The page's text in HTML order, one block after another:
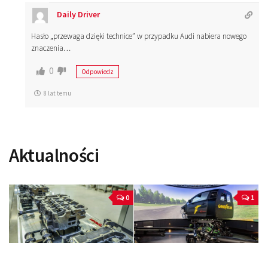
Daily Driver
Hasło „przewaga dzięki technice” w przypadku Audi nabiera nowego
znaczenia…
0 Odpowiedz
8 lat temu
Aktualności
0 1